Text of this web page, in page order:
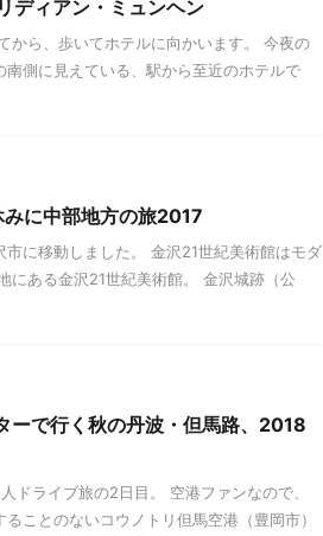
ディアン・ミュンヘン
から、歩いてホテルに向かいます。 今夜の
側に見えている、駅から至近のホテルで
に中部地方の旅2017
に移動しました。 金沢21世紀美術館はモダ
にある金沢21世紀美術館。 金沢城跡（公
ーで行く秋の丹波・但馬路、2018
ドライブ旅の2日目。 空港ファンなので、
ことのないコウノトリ但馬空港（豊岡市）